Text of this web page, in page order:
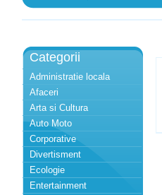
Categorii
Administratie locala
Afaceri
Arta si Cultura
Auto Moto
Corporative
Divertisment
Ecologie
Entertainment